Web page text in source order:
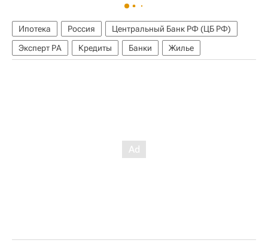
Ипотека Россия
Центральный Банк РФ (ЦБ РФ)
Эксперт РА
Кредиты Банки Жилье